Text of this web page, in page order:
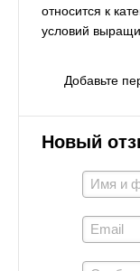
относится к
условий
Добавьте
Новый